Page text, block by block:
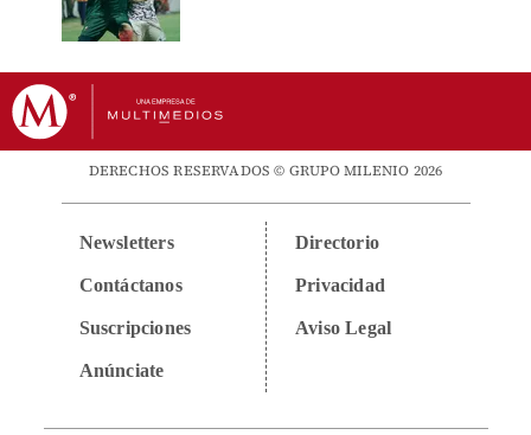
DERECHOS RESERVADOS © GRUPO MILENIO 2026
Newsletters
Contáctanos
Suscripciones
Anúnciate
Directorio
Privacidad
Aviso Legal